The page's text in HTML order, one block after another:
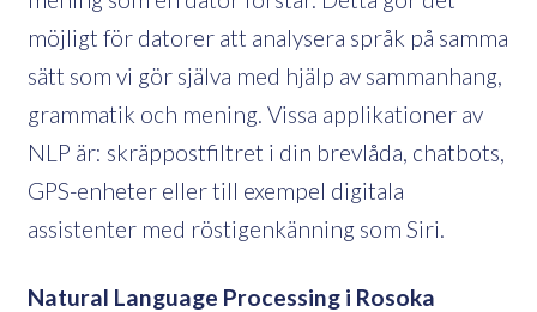
möjligt för datorer att analysera språk på samma
sätt som vi gör själva med hjälp av sammanhang,
grammatik och mening. Vissa applikationer av
NLP är: skräppostfiltret i din brevlåda, chatbots,
GPS-enheter eller till exempel digitala
assistenter med röstigenkänning som Siri.
Natural Language Processing i Rosoka